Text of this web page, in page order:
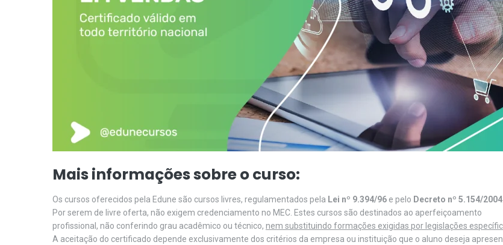
Mais informações sobre o curso:
Os cursos oferecidos pela Edune são cursos livres, regulamentados pela Lei nº 9.394/96 e pelo Decreto nº 5.154/2004
Por serem de livre oferta, não exigem credenciamento no MEC. Estes cursos são destinados ao aperfeiçoamento
profissional, não conferindo grau acadêmico ou técnico, nem substituindo formações exigidas por legislações
A aceitação do certificado depende exclusivamente dos critérios da empresa ou instituição que o aluno deseja